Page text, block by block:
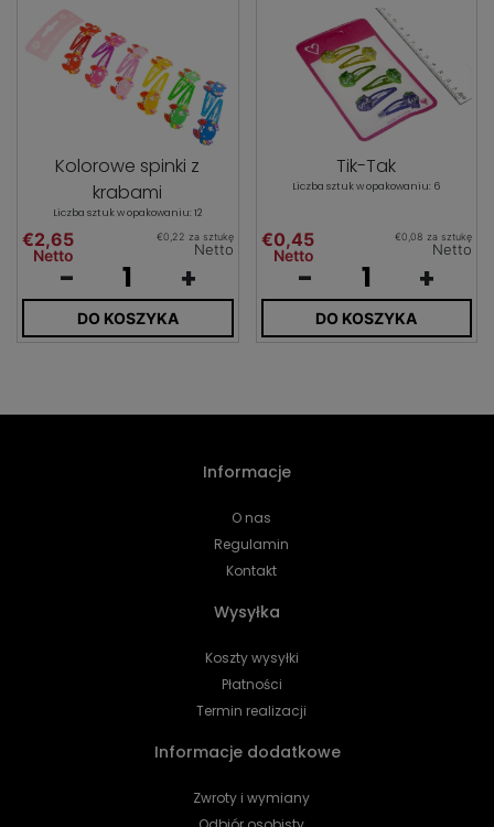
Kolorowe spinki z
krabami
Liczba sztuk w opakowaniu: 12
€2,65
Netto
€0,22 za sztukę
Netto
- +
DO KOSZYKA
Tik-Tak
Liczba sztuk w opakowaniu: 6
€0,45
Netto
€0,08 za sztukę
Netto
- +
DO KOSZYKA
Informacje
O nas
Regulamin
Kontakt
Wysyłka
Koszty wysyłki
Płatności
Termin realizacji
Informacje dodatkowe
Zwroty i wymiany